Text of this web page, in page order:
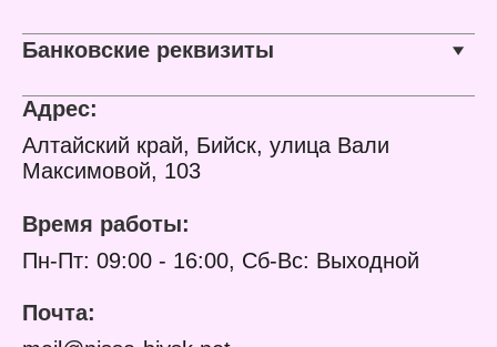
кабеля: 2 А
Тип разъема: USB Type-
Длина кабеля: 1 м
Материал оплетки: TPE
Световая индикация: нет
Форма кабеля: круглый
Цвет: черный
Банковские реквизиты
Адрес:
Алтайский край, Бийск, улица Вали
Максимовой, 103
Время работы:
Пн-Пт: 09:00 - 16:00, Сб-Вс: Выходной
Почта: